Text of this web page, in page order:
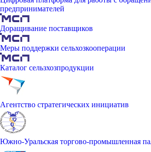
предпринимателей
Доращивание поставщиков
Меры поддержки сельхозкооперации
Каталог сельзхозпродукции
Агентство стратегических инициатив
Южно-Уральская торгово-промышленная